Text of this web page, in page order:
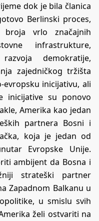
dok je bila članica
Berlinski proces,
vrlo značajnih
infrastrukture,
demokratije,
zajedničkog tržišta
inicijativu, ali
inicijative su ponovo
Amerika kao jedan
partnera Bosni i
koja je jedan od
Evropske Unije.
ambijent da Bosna i
strateški partner
Zapadnom Balkanu u
u smislu svih
želi ostvariti na